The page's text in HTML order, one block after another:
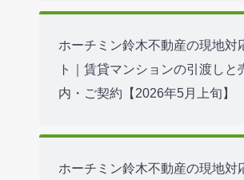
ホーチミン鈴木不動産の現地対
ト｜賃貸マンションの引渡しと
内・ご契約【2026年5月上旬】
ホーチミン鈴木不動産の現地対